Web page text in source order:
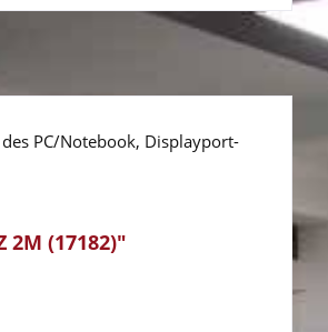
PC/Notebook, Displayport-
2M (17182)"